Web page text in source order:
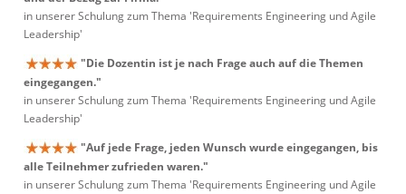
in unserer Schulung zum Thema 'Requirements Engineering und Agile
Leadership'
"Die Dozentin ist je nach Frage auch auf die Themen
eingegangen."
in unserer Schulung zum Thema 'Requirements Engineering und Agile
Leadership'
"Auf jede Frage, jeden Wunsch wurde eingegangen, bis
alle Teilnehmer zufrieden waren."
in unserer Schulung zum Thema 'Requirements Engineering und Agile